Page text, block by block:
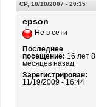
СР, 10/10/2007 - 20:35
epson
Не в сети
Последнее
посещение: 16 лет 8
месяцев назад
Зарегистрирован:
11/19/2009 - 16:44